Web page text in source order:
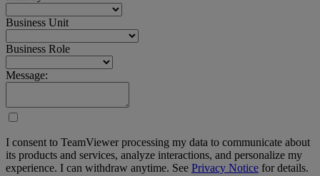
Business Unit
Business Role
Message:
I consent to TeamViewer processing my data to communicate about
its products and services, analyze interactions, and personalize my
experience. I can withdraw anytime. See Privacy Notice for details.